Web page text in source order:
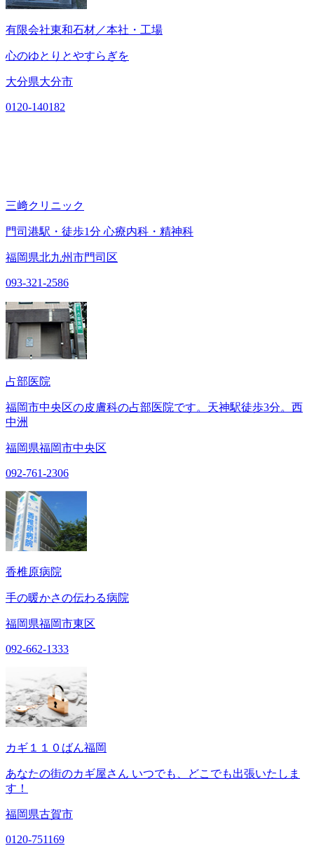
有限会社東和石材／本社・工場
心のゆとりとやすらぎを
大分県大分市
0120-140182
三﨑クリニック
門司港駅・徒歩1分 心療内科・精神科
福岡県北九州市門司区
093-321-2586
占部医院
福岡市中央区の皮膚科の占部医院です。天神駅徒歩3分。西
中洲
福岡県福岡市中央区
092-761-2306
香椎原病院
手の暖かさの伝わる病院
福岡県福岡市東区
092-662-1333
カギ１１０ばん福岡
あなたの街のカギ屋さん いつでも、どこでも出張いたしま
す！
福岡県古賀市
0120-751169